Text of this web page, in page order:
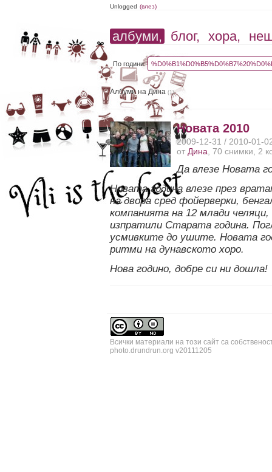
Unlogged (влез)
албуми, блог, хора,
По години:
Албуми на Дина(1)
Новата 2010
2009-12-31 / 2010-01-
от Дина , 70 снимки, 2
Да влезе Новата
Новата година влезе през
на двора сред фойерверки,
компанията на 12 млади
изпратили Старата година.
усмивките до ушите. Новата
ритми на дунавското хоро.
Нова годино, добре си ни дошла!
Всички материали на този сайт са
photo.drundrun.org v20111205